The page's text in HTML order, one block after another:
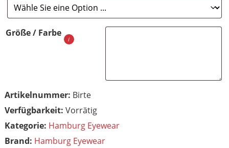
Größe / Farbe
Artikelnummer: Birte
Vorrätig
Kategorie: Hamburg Eyewear
Brand: Hamburg Eyewear